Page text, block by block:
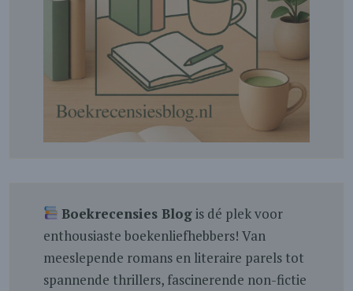
Boekrecensies Blogis dé plek voor
enthousiaste boekenliefhebbers! Van
meeslepende romans en literaire parels tot
spannende thrillers, fascinerende non-fictie